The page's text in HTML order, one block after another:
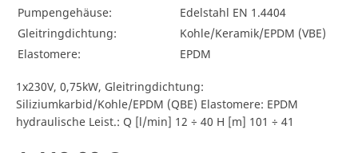
Pumpengehäuse:
Edelstahl EN 1.4404
Gleitringdichtung:
Kohle/Keramik/EPDM (VBE)
Elastomere:
EPDM
1x230V, 0,75kW, Gleitringdichtung:
Siliziumkarbid/Kohle/EPDM (QBE) Elastomere: EPDM
hydraulische Leist.: Q [l/min] 12 ÷ 40 H [m] 101 ÷ 41